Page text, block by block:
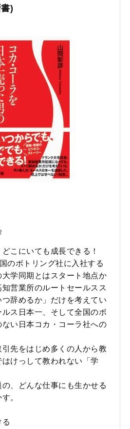
)
こにいても成長できる！
のボトリング社に入社する
大学同期とはスタート地点か
営業所のルートセールスス
辞めるか」だけを考えてい
ス日本一、そして全国のボ
ない日本コカ・コーラ社への
先をはじめ多くの人から教
けっして教われない「学
、どんな仕事にも生かせる
。